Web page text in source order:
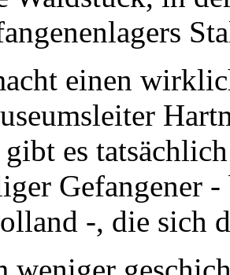
einen
es
Gefangener
-, die sich